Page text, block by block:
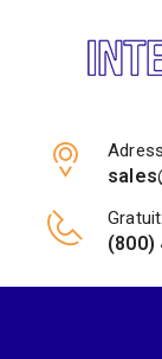
Gratuit:
(800)